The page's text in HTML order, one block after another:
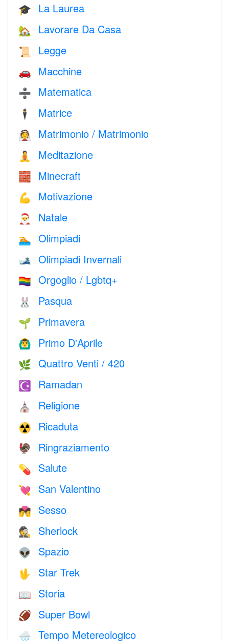
🎓 La Laurea
🏡 Lavorare Da Casa
📜 Legge
🚗 Macchine
➗ Matematica
🕴️ Matrice
👰 Matrimonio / Matrimonio
🧘 Meditazione
🧱 Minecraft
💪 Motivazione
🎅 Natale
🏊 Olimpiadi
🎿 Olimpiadi Invernali
🏳️‍🌈 Orgoglio / Lgbtq+
🐰 Pasqua
🌱 Primavera
🙆‍♂️ Primo D'Aprile
🌿 Quattro Venti / 420
☪️ Ramadan
⛪️ Religione
☢️ Ricaduta
🦃 Ringraziamento
💊 Salute
💘 San Valentino
💏 Sesso
🕵️ Sherlock
👽 Spazio
🖖 Star Trek
📖 Storia
🏈 Super Bowl
🌧 Tempo Metereologico